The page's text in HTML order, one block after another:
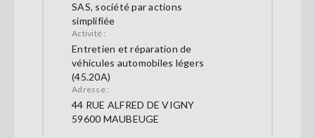
SAS, société par actions
simplifiée
Activité :
Entretien et réparation de
véhicules automobiles légers
(45.20A)
Adresse :
44 RUE ALFRED DE VIGNY
59600 MAUBEUGE